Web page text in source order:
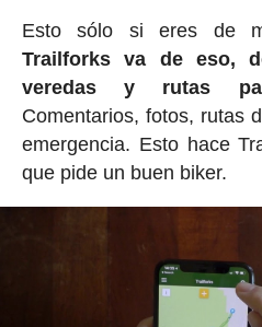
Esto sólo si eres de
Trailforks va de eso,
veredas y rutas
Comentarios, fotos, rutas
emergencia. Esto hace
que pide un buen biker.